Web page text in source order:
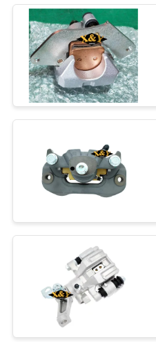
SITIO
PRIVACY
POLICY